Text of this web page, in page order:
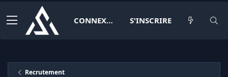
CONNEXION S'INSCRIRE
Recrutement